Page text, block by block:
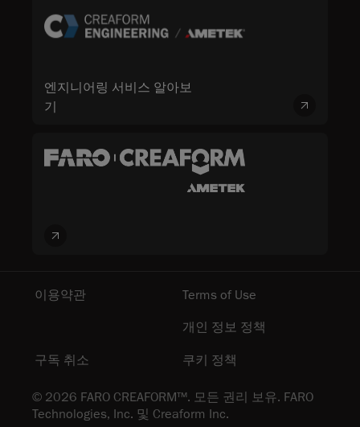
엔지니어링 서비스 알아보
기
© 2026 FARO CREAFORM™. 모든 권리 보유. FARO
Technologies, Inc. 및 Creaform Inc.
이용약관
Terms of Use
개인 정보 정책
구독 취소 쿠키 정책